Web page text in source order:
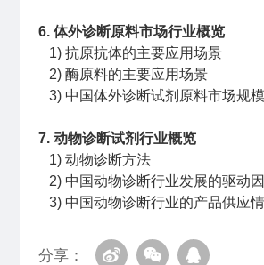
6. 体外诊断原料市场行业概览
1) 抗原抗体的主要应用场景
2) 酶原料的主要应用场景
3) 中国体外诊断试剂原料市场规模
7. 动物诊断试剂行业概览
1) 动物诊断方法
2) 中国动物诊断行业发展的驱动
3) 中国动物诊断行业的产品供应
分享：